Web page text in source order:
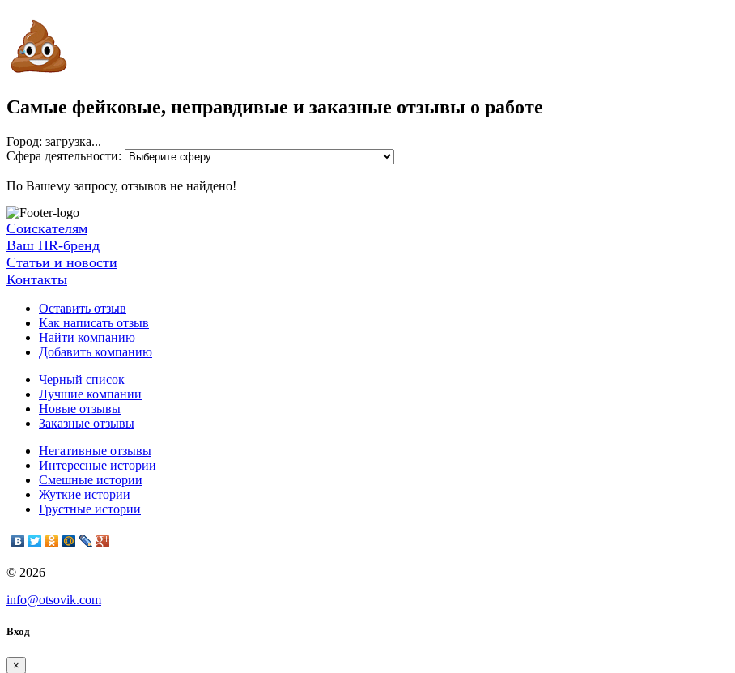
Самые фейковые, неправдивые и заказные отзывы о работе
Город: загрузка...
Сфера деятельности:
По Вашему запросу, отзывов не найдено!
Соискателям
Ваш HR-бренд
Статьи и новости
Контакты
Оставить отзыв
Как написать отзыв
Найти компанию
Добавить компанию
Черный список
Лучшие компании
Новые отзывы
Заказные отзывы
Негативные отзывы
Интересные истории
Смешные истории
Жуткие истории
Грустные истории
© 2026
info@otsovik.com
Вход
×